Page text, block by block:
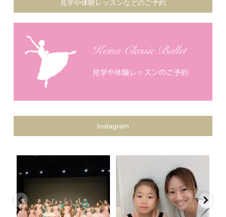
見学や体験レッスンなどのご予約
Instagram
7月 20
県外から私を見つけてくれて、
『この先生がいい！』と本人の意
思で通ってくれている生徒
...